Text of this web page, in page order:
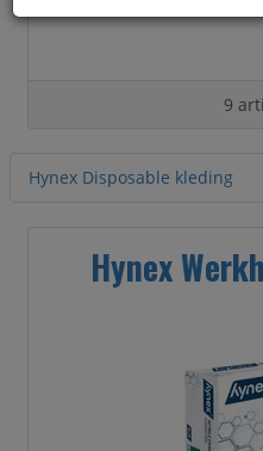
9
Hynex Disposable kleding
Hynex